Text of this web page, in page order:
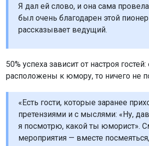
Я дал ей слово, и она сама
был очень благодарен этой
рассказывает ведущий.
50% успеха зависит от настроя
расположены к юмору, то ничего не
«Есть гости, которые заранее
претензиями и с мыслями: «Ну,
я посмотрю, какой ты юморист».
мероприятия — вместе